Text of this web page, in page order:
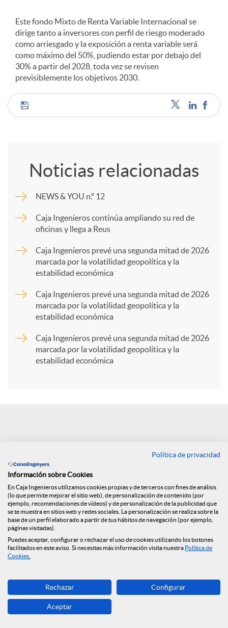
Este fondo Mixto de Renta Variable Internacional se
dirige tanto a inversores con perfil de riesgo moderado
como arriesgado y la exposición a renta variable será
como máximo del 50%, pudiendo estar por debajo del
30% a partir del 2028, toda vez se revisen
previsiblemente los objetivos 2030.
C
m
p
a
R
e
d
e
s
Noticias relacionadas
NEWS & YOU n.º 12
Caja Ingenieros continúa ampliando su red de
oficinas y llega a Reus
Caja Ingenieros prevé una segunda mitad de 2026
marcada por la volatilidad geopolítica y la
estabilidad económica
Caja Ingenieros prevé una segunda mitad de 2026
marcada por la volatilidad geopolítica y la
estabilidad económica
Caja Ingenieros prevé una segunda mitad de 2026
marcada por la volatilidad geopolítica y la
estabilidad económica
Segunda edición de
los Cuadernos de
Finanzas y Seguros
Os presentamos la segunda edición de
los Cuadernos de finanzas y seguros:
Política de privacidad
Información sobre Cookies
En Caja Ingenieros utilizamos cookies propias y de terceros con fines de análisis
(lo que permite mejorar el sitio web), de personalización de contenido (por
ejemplo, recomendaciones de vídeos) y de personalización de la publicidad que
se te muestra en sitios web y redes sociales. La personalización se realiza sobre la
base de un perfil elaborado a partir de tus hábitos de navegación (por ejemplo,
páginas visitadas).
Puedes aceptar, configurar o rechazar el uso de cookies utilizando los botones
facilitados en este aviso. Si necesitas más información visita nuestra Política de
Cookies
Rechazar Configurar
Aceptar